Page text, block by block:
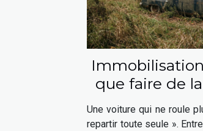
que faire de
ne roule
Une voiture qui ne roule
repartir toute seule ».